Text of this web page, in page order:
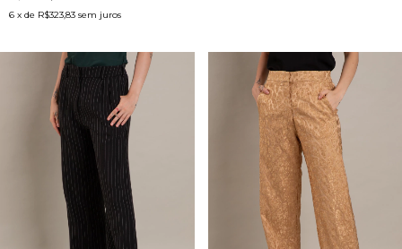
6 x de R$323,83 sem juros